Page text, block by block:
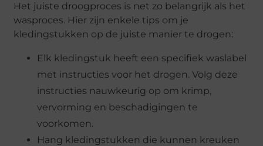
Het juiste droogproces is net zo belangrijk als het
wasproces. Hier zijn enkele tips om je
kledingstukken op de juiste manier te drogen:
Elk kledingstuk heeft een specifiek waslabel
met instructies voor het drogen. Volg deze
instructies nauwkeurig op om krimp,
vervorming en beschadigingen te
voorkomen.
Hang kledingstukken die kunnen kreuken